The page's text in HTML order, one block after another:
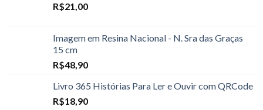
R$21,00
Imagem em Resina Nacional - N. Sra das Graças
15 cm
R$48,90
Livro 365 Histórias Para Ler e Ouvir com QRCode
R$18,90